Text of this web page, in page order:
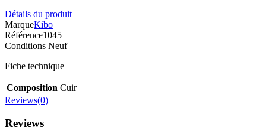
Détails du produit
MarqueKibo
Référence1045
Conditions Neuf
Fiche technique
Composition Cuir
Reviews(0)
Reviews